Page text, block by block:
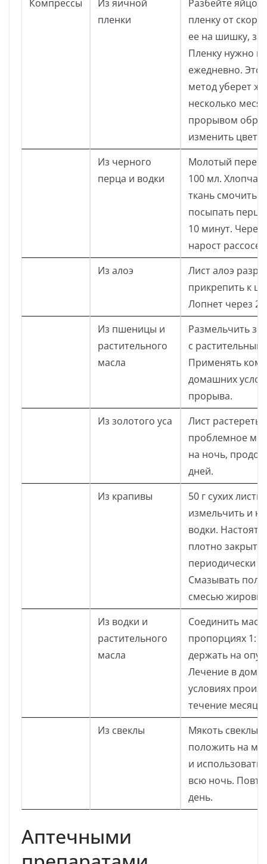
Компрессы
Из яичной
пленки
Разбейте яйцо,
пленку от
ее на шишку,
Пленку нужно
ежедневно.
метод уберет
несколько
прорывом
изменить цвет
Из черного
перца и водки
Молотый перец
100 мл.
ткань смочить
посыпать
10 минут. Через
нарост
Из алоэ
Лист алоэ
прикрепить к
Лопнет через 2-
Из пшеницы и
растительного
масла
Размельчить
с
Применять
домашних
прорыва.
Из золотого уса
Лист растереть,
проблемное
на ночь,
дней.
Из крапивы
50 г сухих
измельчить и
водки.
плотно
периодически
Смазывать
смесью
Из водки и
растительного
масла
Соединить
пропорциях
держать на
Лечение в
условиях
течение месяца.
Из свеклы
Мякоть свеклы
положить на
и
всю ночь.
день.
Аптечными